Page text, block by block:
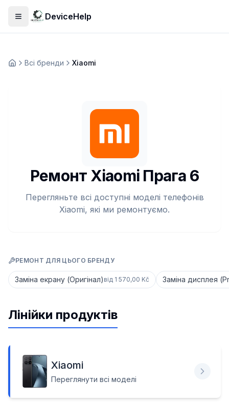
Відкрити меню
DeviceHelp
ДомашняВсі бренди Xiaomi
Ремонт Xiaomi Прага 6
Перегляньте всі доступні моделі телефонів
Xiaomi, які ми ремонтуємо.
РЕМОНТ ДЛЯ ЦЬОГО БРЕНДУ
Заміна екрану (Оригінал) від 1 570,00 Kč Заміна дисплея
Лінійки продуктів
Xiaomi
Переглянути всі моделі